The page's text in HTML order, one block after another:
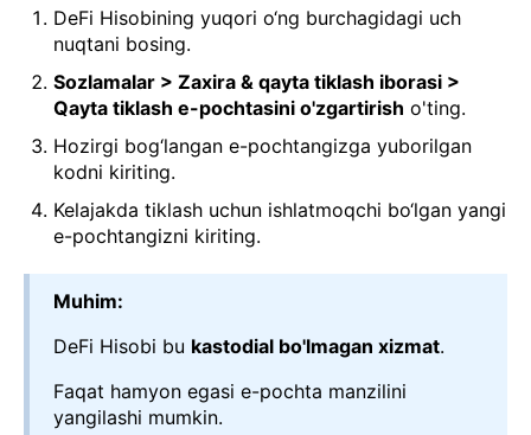
DeFi Hisobining yuqori o‘ng burchagidagi uch
nuqtani bosing.
Sozlamalar > Zaxira & qayta tiklash iborasi >
Qayta tiklash e-pochtasini o'zgartirish o'ting.
Hozirgi bog‘langan e-pochtangizga yuborilgan
kodni kiriting.
Kelajakda tiklash uchun ishlatmoqchi bo‘lgan yangi
e-pochtangizni kiriting.
Muhim:
DeFi Hisobi bu kastodial bo'lmagan xizmat.
Faqat hamyon egasi e-pochta manzilini
yangilashi mumkin.